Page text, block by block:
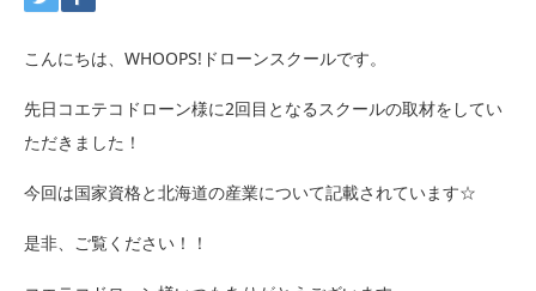
こんにちは、WHOOPS!ドローンスクールです。
先日コエテコドローン様に2回目となるスクールの取材をしてい
ただきました！
今回は国家資格と北海道の産業について記載されています☆
是非、ご覧ください！！